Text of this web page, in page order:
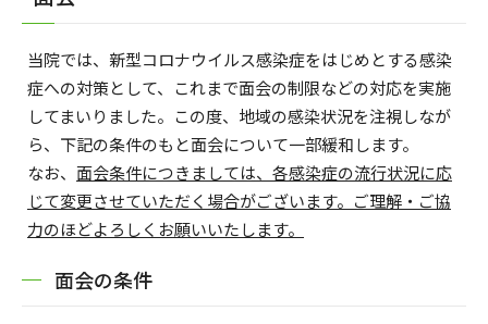
当院では、新型コロナウイルス感染症をはじめとする感染
症への対策として、これまで面会の制限などの対応を実施
してまいりました。この度、地域の感染状況を注視しなが
ら、下記の条件のもと面会について一部緩和します。
なお、 面会条件につきましては、各感染症の流行状況に応
じて変更させていただく場合がございます。ご理解・ご協
力のほどよろしくお願いいたします。
面会の条件